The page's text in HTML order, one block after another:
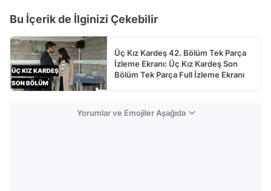
Bu İçerik de İlginizi Çekebilir
Üç Kız Kardeş 42. Bölüm Tek Parça
İzleme Ekranı: Üç Kız Kardeş Son
Bölüm Tek Parça Full İzleme Ekranı
Yorumlar ve Emojiler Aşağıda